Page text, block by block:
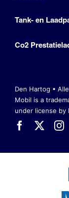
Tank- en
Co2
Den Hartog •
Mobil is a
under license by